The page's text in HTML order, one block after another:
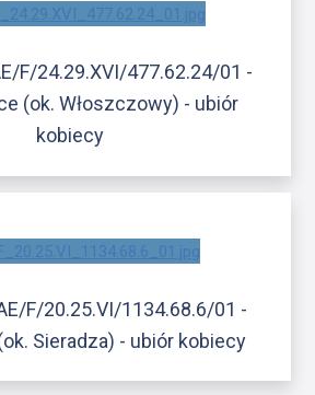
F/24.29.XVI/477.62.24/01 -
(ok. Włoszczowy) - ubiór
kobiecy
F/20.25.VI/1134.68.6/01 -
Sieradza) - ubiór kobiecy